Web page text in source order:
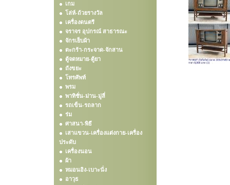
เกม
โล่ห์-ถ้วยรางวัล
เครื่องดนตรี
จราจร อุปกรณ์ สาธารณะ
จักรเย็บผ้า
ตะกร้า-กระจาด-จักสาน
ตู้จดหมาย-ตู้ยา
ถังขยะ
โทรศัพท์
พรม
พาทิชั่น-ม่าน-มู่ลี่
รถเข็น-รถลาก
ร่ม
ศาสนา-พิธี
เสาแขวน-เครื่องแต่งกาย-เครื่อง
ประดับ
เครื่องนอน
ผ้า
หมอนอิง-เบาะนั่ง
อาวุธ